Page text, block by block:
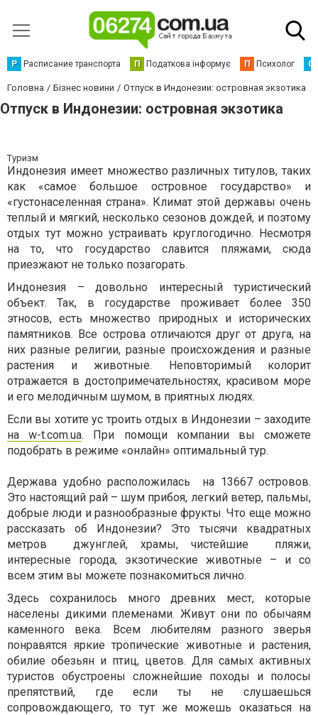
Р Расписание транспорта П Податкова інформує П Психолог С
Головна Бізнес новини Отпуск в Индонезии: островная экзотика
Отпуск в Индонезии: островная экзотика
Туризм
Индонезия имеет множество различных титулов, таких
как «самое большое островное государство» и
«густонаселенная страна». Климат этой державы очень
теплый и мягкий, несколько сезонов дождей, и поэтому
отдых тут можно устраивать круглогодично. Несмотря
на то, что государство славится пляжами, сюда
приезжают не только позагорать.
Индонезия – довольно интересный туристический
объект. Так, в государстве проживает более 350
этносов, есть множество природных и исторических
памятников. Все острова отличаются друг от друга, на
них разные религии, разные происхождения и разные
растения и животные. Неповторимый колорит
отражается в достопримечательностях, красивом море
и его мелодичным шумом, в приятных людях.
Если вы хотите ус троить отдых в Индонезии – заходите
на w-t.com.ua. При помощи компании вы сможете
подобрать в режиме «онлайн» оптимальный тур.
Держава удобно расположилась на 13667 островов.
Это настоящий рай – шум прибоя, легкий ветер, пальмы,
добрые люди и разнообразные фрукты. Что еще можно
рассказать об Индонезии? Это тысячи квадратных
метров джунглей, храмы, чистейшие пляжи,
интересные города, экзотические животные – и со
всем этим вы можете познакомиться лично.
Здесь сохранилось много древних мест, которые
населены дикими племенами. Живут они по обычаям
каменного века. Всем любителям разного зверья
понравятся яркие тропические животные и растения,
обилие обезьян и птиц, цветов. Для самых активных
туристов обустроены сложнейшие походы и полосы
препятствий, где если ты не слушаешься
сопровождающего, то тут же можешь оказаться на